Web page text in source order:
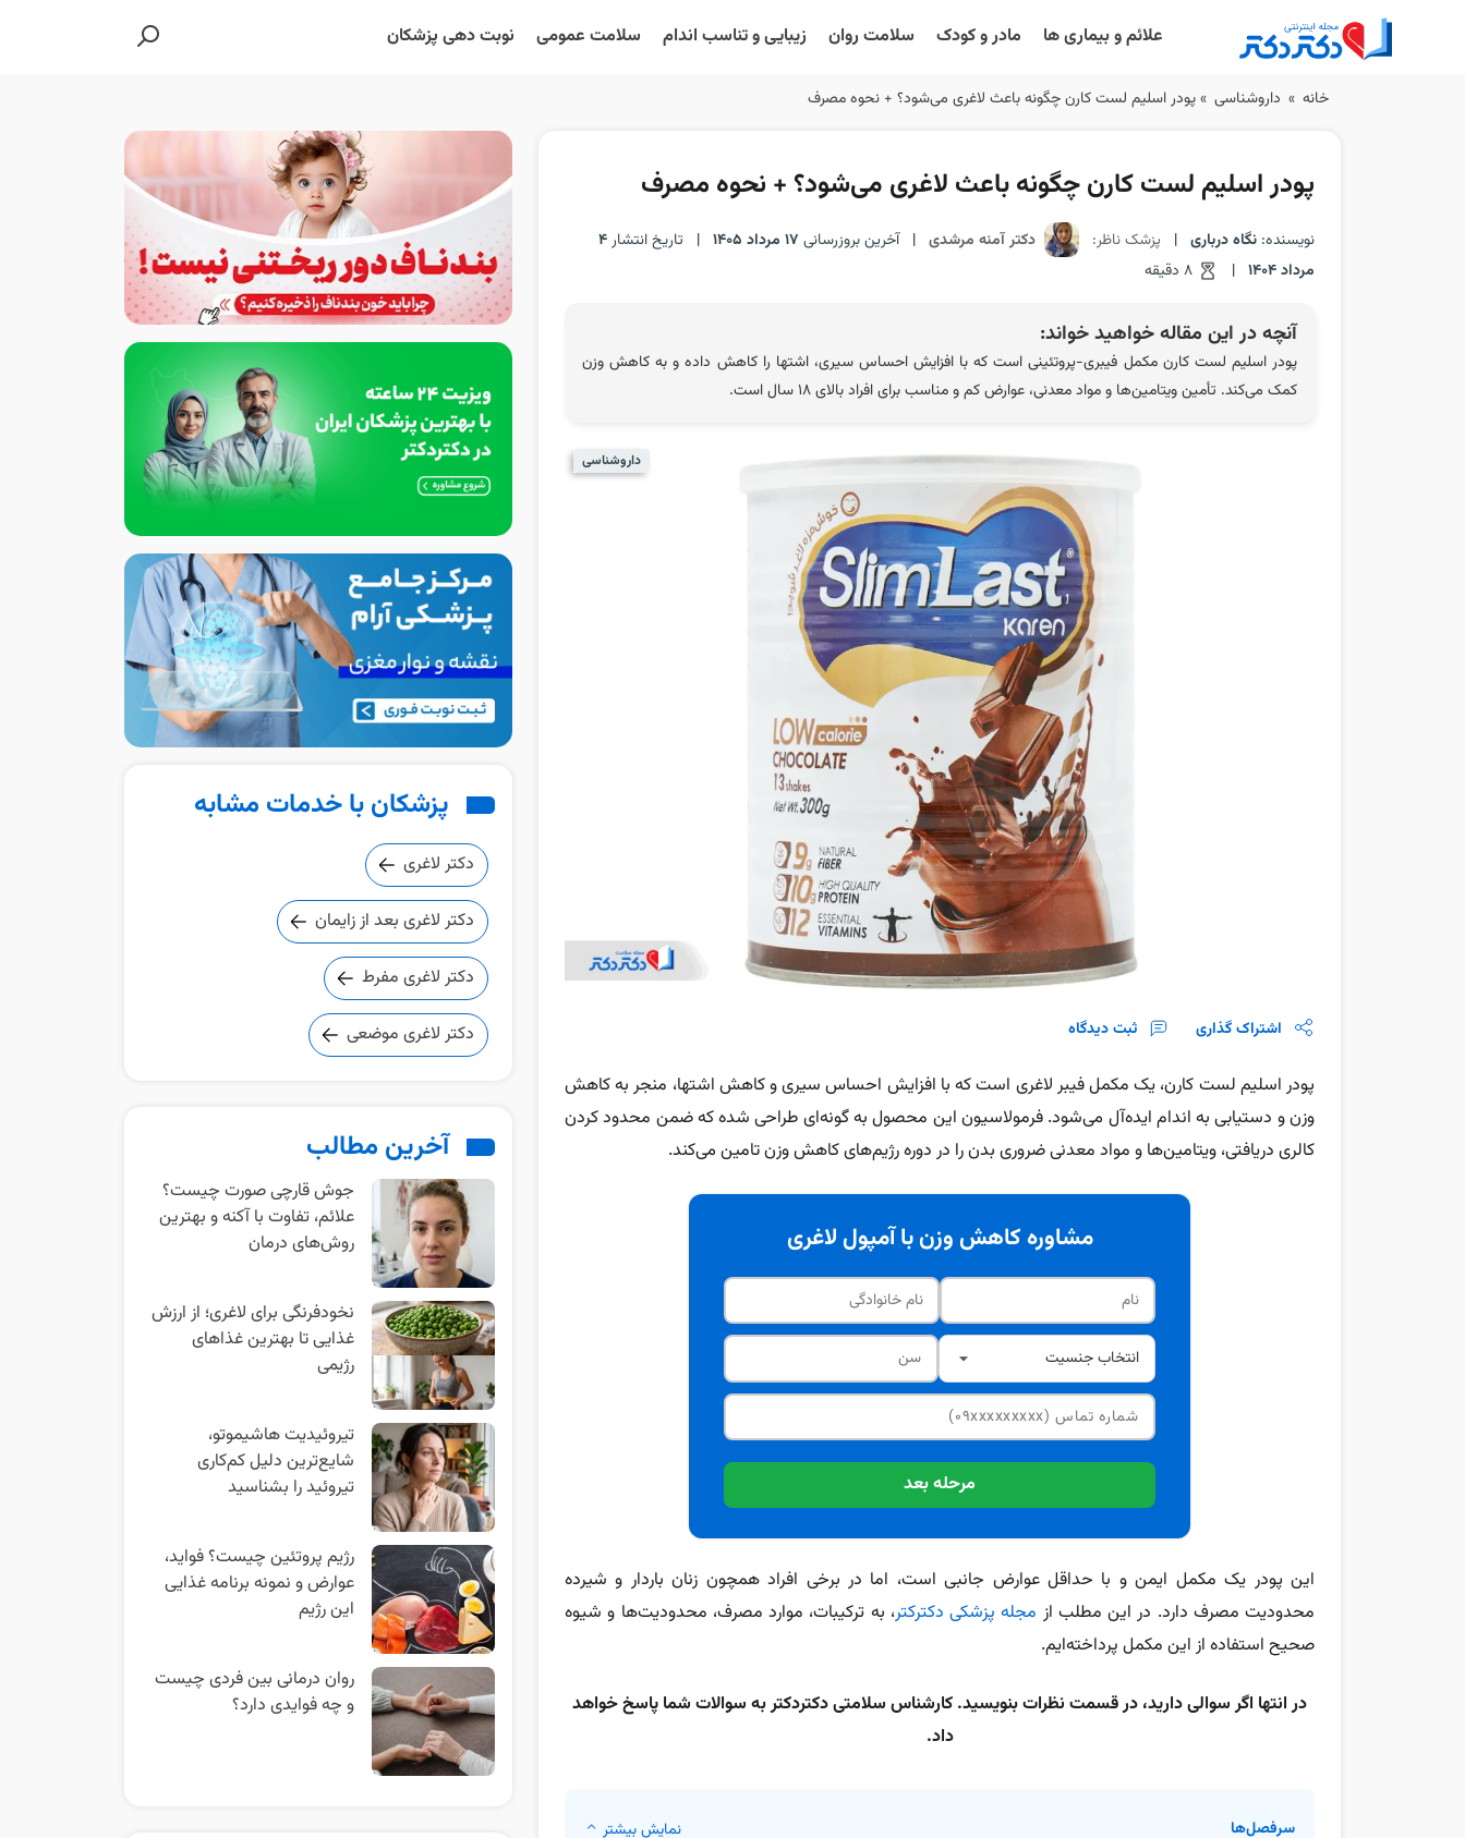
علائم و بیماری ها مادر و کودک سلامت روان زیبایی و تناسب اندام سلامت عمومی نوبت دهی پزشکان
خانه » داروشناسی »پودر اسلیم لست کارن چگونه باعث لاغری می‌شود؟ + نحوه مصرف
پودر اسلیم لست کارن چگونه باعث لاغری می‌شود؟ + نحوه مصرف
نویسنده: نگاه درباری | پزشک ناظر: دکتر آمنه مرشدی | آخرین بروزرسانی 17 مرداد 1405 | تاریخ انتشار4
مرداد 1404
|
آنچه در این مقاله خواهید خواند:
پودر اسلیم لست کارن مکمل فیبری-پروتئینی است که با افزایش احساس سیری، اشتها را کاهش داده و به کاهش وزن
کمک می‌کند. تأمین ویتامین‌ها و مواد معدنی، عوارض کم و مناسب برای افراد بالای ۱۸ سال است.
داروشناسی
اشتراک گذاری ثبت دیدگاه
پودر اسلیم لست کارن، یک مکمل فیبر لاغری است که با افزایش احساس سیری و کاهش اشتها، منجر به کاهش
وزن و دستیابی به اندام ایده‌آل می‌شود. فرمولاسیون این محصول به گونه‌ای طراحی شده که ضمن محدود کردن
کالری دریافتی، ویتامین‌ها و مواد معدنی ضروری بدن را در دوره رژیم‌های کاهش وزن تامین می‌کند.
مشاوره کاهش وزن با آمپول لاغری
مرحله بعد
این پودر یک مکمل ایمن و با حداقل عوارض جانبی است، اما در برخی افراد همچون زنان باردار و شیرده
محدودیت مصرف دارد. در این مطلب از مجله پزشکی دکترکتر، به ترکیبات، موارد مصرف، محدودیت‌ها و شیوه
صحیح استفاده از این مکمل پرداخته‌ایم.
در انتها اگر سوالی دارید، در قسمت نظرات بنویسید. کارشناس سلامتی دکتردکتر به سوالات شما پاسخ خواهد
داد.
سرفصل‌ها نمایش بیشتر
پزشکان با خدمات مشابه
دکتر لاغری
دکتر لاغری بعد از زایمان
دکتر لاغری مفرط
دکتر لاغری موضعی
آخرین مطالب
جوش قارچی صورت چیست؟
علائم، تفاوت با آکنه و بهترین
روش‌های درمان
نخودفرنگی برای لاغری؛ از ارزش
غذایی تا بهترین غذاهای
رژیمی
تیروئیدیت هاشیموتو،
شایع‌ترین دلیل کم‌کاری
تیروئید را بشناسید
رژیم پروتئین چیست؟ فواید،
عوارض و نمونه برنامه غذایی
این رژیم
روان‌ درمانی بین‌ فردی چیست
و چه فوایدی دارد؟